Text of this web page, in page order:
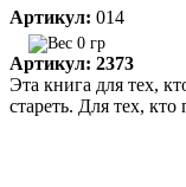
Артикул: 014
0 гр
Артикул: 2373
Эта книга для тех,
стареть. Для тех,